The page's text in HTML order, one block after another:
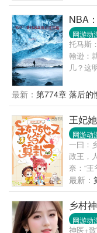
NBA
网游动
托马斯
翰逊：
几？这
相信，
就是我
卫之神
控卫之
嘛！
最新： 第774章 落后的
王妃
网游动
一曰：
政王，
奈：“
成九会
奈：来
不一锅
采岂是
云淡。
最新：
乡村
网游动
神医+